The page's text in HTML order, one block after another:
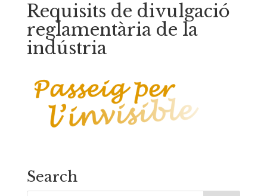
Requisits de divulgació
reglamentària de la
indústria
Search